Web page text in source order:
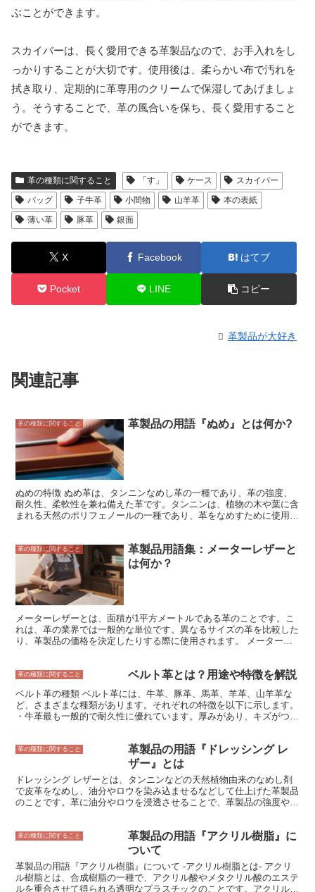
ぶことができます。
スカイバーは、長く愛用できる革製品なので、お手入れをし
っかりすることが大切です。使用後は、柔らかい布で汚れを
拭き取り、定期的に革専用のクリームで保湿してあげましょ
う。そうすることで、革の風合いを保ち、長く愛用すること
ができます。
革の種類に関すること 「す」 ケース
スカイバー
バッグ
子牛革 小間物 山羊革
本の表紙
薄い革
豚革 銀面
X Facebook はてブ
Pocket LINE コピー
革製品が大好き
関連記事
革の種類に関すること 革製品の用語『ぬめ』とは何か?
ぬめの特徴 ぬめ革は、タンニンなめし革の一種であり、革の強度、
耐久性、柔軟性を兼ね備えた革です。タンニンは、植物の木や葉に含
まれる天然のポリフェノールの一種であり、革をなめすために使用さ
ることで、革の表面に美しい銀面を形成します。 ぬめ革は、その特
徴から、鞄、財布、靴、手袋などの様々な革製品に使用されていま
す。また、ぬめ革は、その耐久性と柔軟性から、工業用製品にも使用
されています。
革の種類に関すること
革製品用語集：メーターレザーと
は何か？
メーターレザーとは、面積が1平方メートルである革のことです。こ
れは、革の業界では一般的な単位です。異なるサイズの革を比較した
り、革製品の価格を決定したりする際に使用されます。 メーターレ
材料にしています。
革の種類に関すること ベルト革とは？用途や特徴を解説
ベルト革の種類 ベルト革には、牛革、豚革、馬革、羊革、山羊革な
ど、さまざまな種類があります。それぞれの特徴を以下に示します。
・牛革最も一般的で耐久性に優れています。厚みがあり、キズがつき
革牛革よりも硬く、丈夫です。また、表面に独特のシボがあり、高級
感があります。 ・羊革柔らかく、しなやかで、肌触りが良いです。
高級感があり、ドレスベルトなどに使用されます。 ・山羊革羊革よ
りも丈夫で、耐久性に優れています。また、軽量で、使い込むほどに
風合いが増します。
革の種類に関すること
革製品の用語『ドレッシング レ
ザー』とは
ドレッシング レザーとは、タンニンなどの天然植物由来のなめし剤
で皮革をなめし、油分やロウを染み込ませるなどして仕上げた革製品
のことです。革に油分やロウを浸透させることで、革製品の強度や耐
用することができます。 ドレッシング レザーは、厚く頑丈な革製品
を作るのに適しています。そのため、カバン、財布、靴などのアイテ
ムによく使用されます。ドレッシング レザーは、使い込むほどに色
や風合いが変化していくという特徴もあります。そのため、長く愛用
することで愛着の湧く革製品となります。
革の種類に関すること
革製品の用語『アクリル樹脂』に
ついて
革製品の用語『アクリル樹脂』について -アクリル樹脂とは- アクリ
ル樹脂とは、合成樹脂の一種で、アクリル酸やメタクリル酸のエステ
ルを重合させて得られる透明なプラスチックのことです。アクリル樹